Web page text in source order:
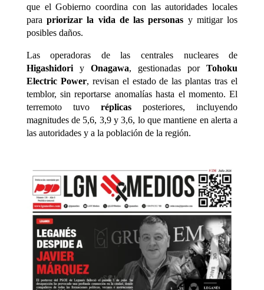
que el Gobierno coordina con las autoridades locales
parapriorizar la vida de las personas y mitigar los
posibles daños.
Las operadoras de las centrales nucleares de
Higashidoriy Onagawa, gestionadas porTohoku
Electric Power, revisan el estado de las plantas tras el
temblor, sin reportarse anomalías hasta el momento. El
terremoto tuvo réplicas posteriores, incluyendo
magnitudes de 5,6, 3,9 y 3,6, lo que mantiene en alerta a
las autoridades y a la población de la región.